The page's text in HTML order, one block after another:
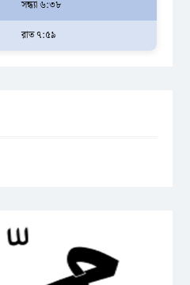
সন্ধ্যা ৬:৩৮
রাত ৭:৫৯